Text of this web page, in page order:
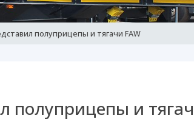
полуприцепы и тягачи FAW
полуприцепы и